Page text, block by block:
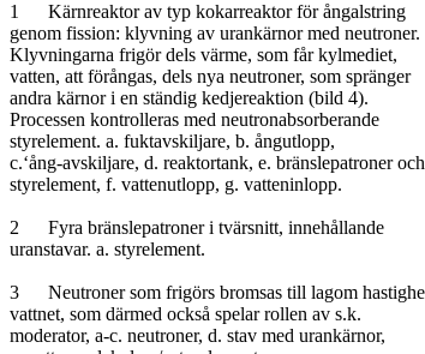
1	Kärnreaktor av typ kokarreaktor för ångalstring
genom fission: klyvning av urankärnor med neutroner.
Klyvningarna frigör dels värme, som får kylmediet,
vatten, att förångas, dels nya neutroner, som spränger
andra kärnor i en ständig kedjereaktion (bild 4).
Processen kontrolleras med neutronabsorberande
styrelement. a. fuktavskiljare, b. ångutlopp,
c.‘ång-avskiljare, d. reaktortank, e. bränslepatroner och
styrelement, f. vattenutlopp, g. vatteninlopp.
2	Fyra bränslepatroner i tvärsnitt, innehållande
uranstavar. a. styrelement.
3	Neutroner som frigörs bromsas till lagom hastighet av
vattnet, som därmed också spelar rollen av s.k.
moderator, a-c. neutroner, d. stav med urankärnor,